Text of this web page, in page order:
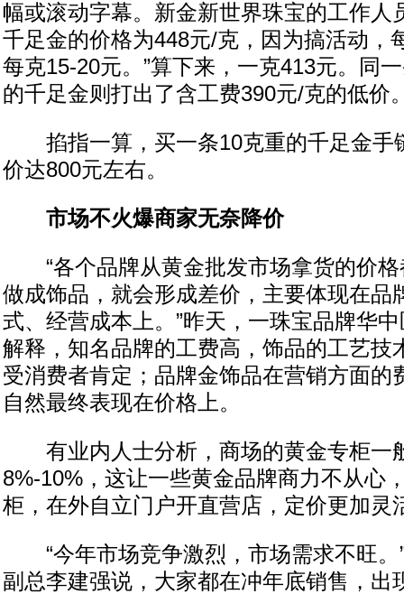
幅或滚动字幕。新金新世界珠宝的工作人
千足金的价格为448元/克，因为搞活动，
每克15-20元。”算下来，一克413元。同
的千足金则打出了含工费390元/克的低价
掐指一算，买一条10克重的千足金手
价达800元左右。
市场不火爆商家无奈降价
“各个品牌从黄金批发市场拿货的价格
做成饰品，就会形成差价，主要体现在品
式、经营成本上。”昨天，一珠宝品牌华
解释，知名品牌的工费高，饰品的工艺技
受消费者肯定；品牌金饰品在营销方面的
自然最终表现在价格上。
有业内人士分析，商场的黄金专柜一
8%-10%，这让一些黄金品牌商力不从心
柜，在外自立门户开直营店，定价更加灵
“今年市场竞争激烈，市场需求不旺。
副总李建强说，大家都在冲年底销售，出